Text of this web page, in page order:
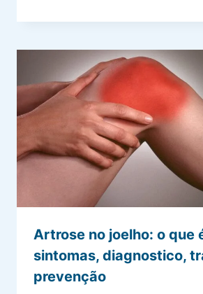
Artrose no joelho: o que
sintomas, diagnostico,
prevenção